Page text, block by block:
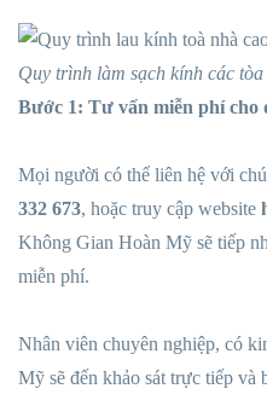
Quy trình làm sạch kính các
Bước 1: Tư vấn miễn phí cho
Mọi người có thể liên hệ với
332 673, hoặc truy cập website
Không Gian Hoàn Mỹ sẽ tiếp
miễn phí.
Nhân viên chuyên nghiệp, có
Mỹ sẽ đến khảo sát trực tiếp và